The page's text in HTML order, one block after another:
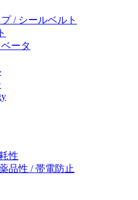
/ シールベルト
ータ
性
品性 / 帯電防止